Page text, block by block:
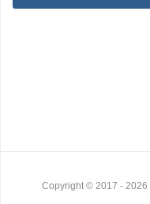
Copyright © 2017 - 2026